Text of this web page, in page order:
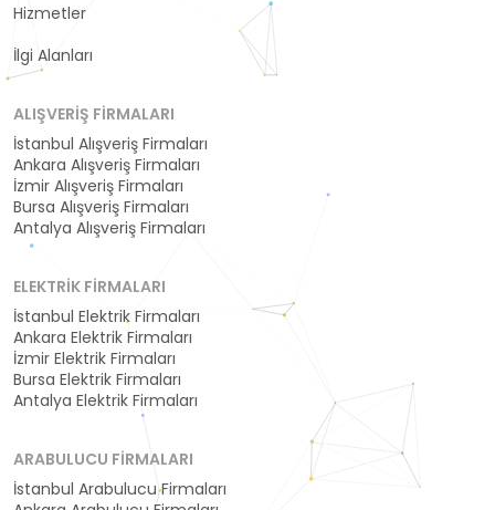
Hizmetler
İlgi Alanları
ALIŞVERIŞ FIRMALARI
İstanbul Alışveriş Firmaları
Ankara Alışveriş Firmaları
İzmir Alışveriş Firmaları
Bursa Alışveriş Firmaları
Antalya Alışveriş Firmaları
ELEKTRIK FIRMALARI
İstanbul Elektrik Firmaları
Ankara Elektrik Firmaları
İzmir Elektrik Firmaları
Bursa Elektrik Firmaları
Antalya Elektrik Firmaları
ARABULUCU FIRMALARI
İstanbul Arabulucu Firmaları